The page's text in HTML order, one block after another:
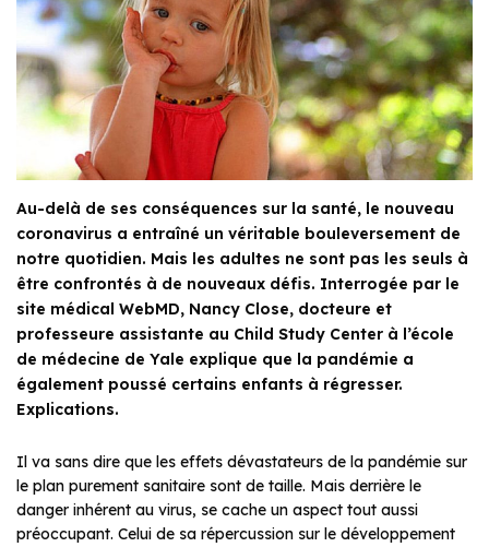
Au-delà de ses conséquences sur la santé, le nouveau
coronavirus a entraîné un véritable bouleversement de
notre quotidien. Mais les adultes ne sont pas les seuls à
être confrontés à de nouveaux défis. Interrogée par le
site médical WebMD, Nancy Close, docteure et
professeure assistante au Child Study Center à l’école
de médecine de Yale explique que la pandémie a
également poussé certains enfants à régresser.
Explications.
Il va sans dire que les effets dévastateurs de la pandémie sur
le plan purement sanitaire sont de taille. Mais derrière le
danger inhérent au virus, se cache un aspect tout aussi
préoccupant. Celui de sa répercussion sur le développement